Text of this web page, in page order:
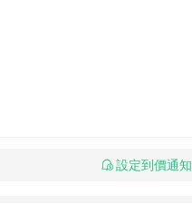
設定到價通知